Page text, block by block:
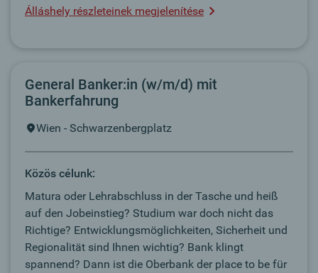
Álláshely részleteinek megjelenítése
General Banker:in (w/m/d) mit
Bankerfahrung
Wien - Schwarzenbergplatz
Közös célunk:
Matura oder Lehrabschluss in der Tasche und heiß
auf den Jobeinstieg? Studium war doch nicht das
Richtige? Entwicklungsmöglichkeiten, Sicherheit und
Regionalität sind Ihnen wichtig? Bank klingt
spannend? Dann ist die Oberbank der place to be für